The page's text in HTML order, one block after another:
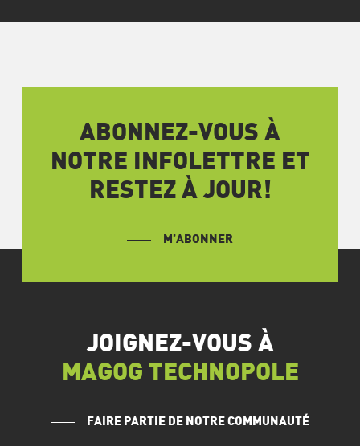
ABONNEZ-VOUS À
NOTRE INFOLETTRE ET
RESTEZ À JOUR!
M’ABONNER
JOIGNEZ-VOUS À
MAGOG TECHNOPOLE
FAIRE PARTIE DE NOTRE COMMUNAUTÉ